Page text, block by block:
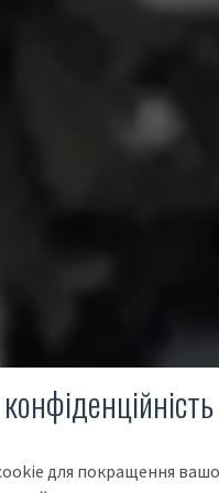
для покращення